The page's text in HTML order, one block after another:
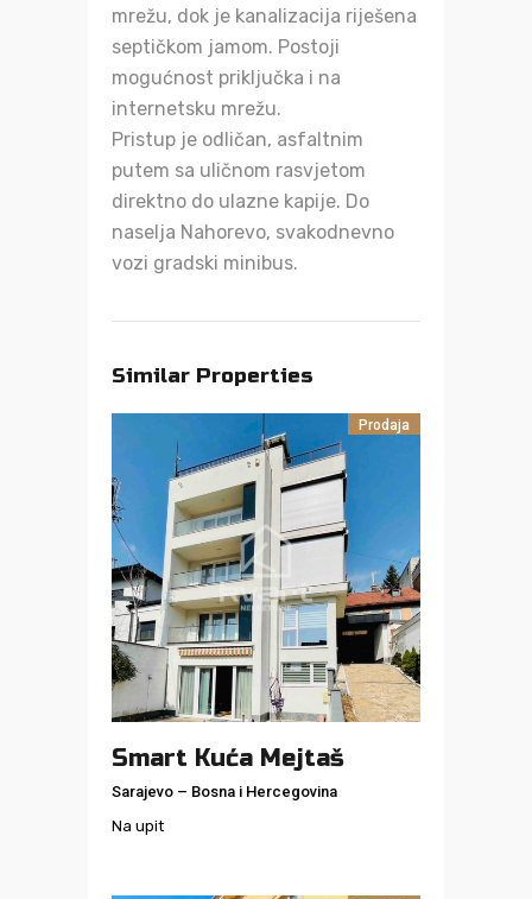
mrežu, dok je kanalizacija riješena
septičkom jamom. Postoji
mogućnost priključka i na
internetsku mrežu.
Pristup je odličan, asfaltnim
putem sa uličnom rasvjetom
direktno do ulazne kapije. Do
naselja Nahorevo, svakodnevno
vozi gradski minibus.
Similar Properties
Prodaja
Smart Kuća Mejtaš
Sarajevo – Bosna i Hercegovina
Na upit